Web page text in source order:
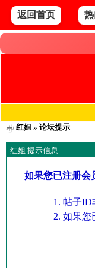
返回首页
红姐» 论坛提示
红姐 提示信息
如果您已注册会
帖子ID
如果您